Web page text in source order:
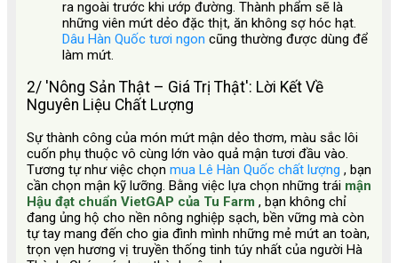
ra ngoài trước khi ướp đường. Thành phẩm sẽ là
những viên mứt dẻo đặc thịt, ăn không sợ hóc hạt.
Dâu Hàn Quốc tươi ngon cũng thường được dùng để
làm mứt.
2/ 'Nông Sản Thật – Giá Trị Thật': Lời Kết Về
Nguyên Liệu Chất Lượng
Sự thành công của món mứt mận dẻo thơm, màu sắc lôi
cuốn phụ thuộc vô cùng lớn vào quả mận tươi đầu vào.
Tương tự như việc chọn mua Lê Hàn Quốc chất lượng , bạn
cần chọn mận kỹ lưỡng. Bằng việc lựa chọn những trái mận
Hậu đạt chuẩn VietGAP của Tu Farm , bạn không chỉ
đang ủng hộ cho nền nông nghiệp sạch, bền vững mà còn
tự tay mang đến cho gia đình mình những mẻ mứt an toàn,
trọn vẹn hương vị truyền thống tinh túy nhất của người Hà